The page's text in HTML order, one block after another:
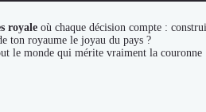
royale où chaque décision compte :
ton royaume le joyau du pays ?
le monde qui mérite vraiment la